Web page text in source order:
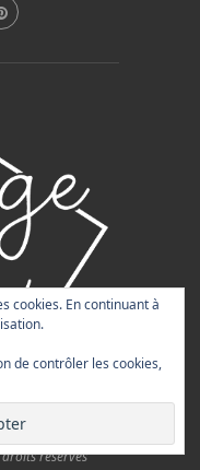
droits réservés
cookies. En continuant à
de contrôler les cookies,